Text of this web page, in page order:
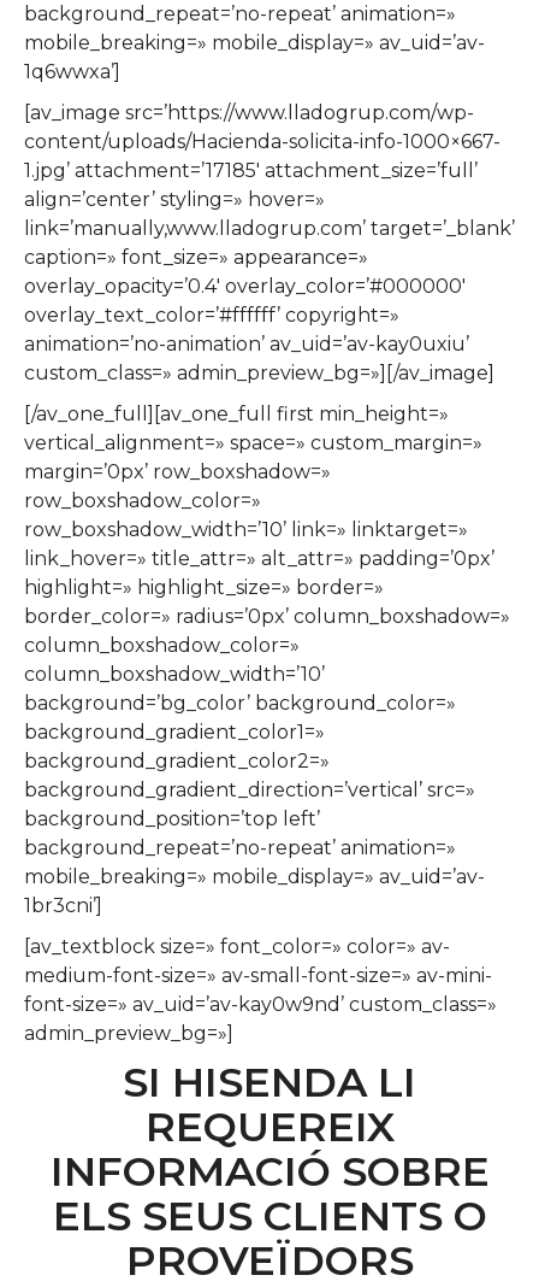
background_repeat=’no-repeat’ animation=»
mobile_breaking=» mobile_display=» av_uid=’av-
1q6wwxa’]
[av_image src=’https://www.lladogrup.com/wp-
content/uploads/Hacienda-solicita-info-1000×667-
1.jpg’ attachment=’17185′ attachment_size=’full’
align=’center’ styling=» hover=»
link=’manually,www.lladogrup.com’ target=’_blank’
caption=» font_size=» appearance=»
overlay_opacity=’0.4′ overlay_color=’#000000′
overlay_text_color=’#ffffff’ copyright=»
animation=’no-animation’ av_uid=’av-kay0uxiu’
custom_class=» admin_preview_bg=»][/av_image]
[/av_one_full][av_one_full first min_height=»
vertical_alignment=» space=» custom_margin=»
margin=’0px’ row_boxshadow=»
row_boxshadow_color=»
row_boxshadow_width=’10’ link=» linktarget=»
link_hover=» title_attr=» alt_attr=» padding=’0px’
highlight=» highlight_size=» border=»
border_color=» radius=’0px’ column_boxshadow=»
column_boxshadow_color=»
column_boxshadow_width=’10’
background=’bg_color’ background_color=»
background_gradient_color1=»
background_gradient_color2=»
background_gradient_direction=’vertical’ src=»
background_position=’top left’
background_repeat=’no-repeat’ animation=»
mobile_breaking=» mobile_display=» av_uid=’av-
1br3cni’]
[av_textblock size=» font_color=» color=» av-
medium-font-size=» av-small-font-size=» av-mini-
font-size=» av_uid=’av-kay0w9nd’ custom_class=»
admin_preview_bg=»]
SI HISENDA LI
REQUEREIX
INFORMACIÓ SOBRE
ELS SEUS CLIENTS O
PROVEÏDORS